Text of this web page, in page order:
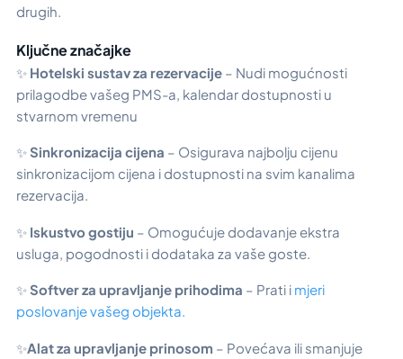
drugih.
Ključne značajke
✨ Hotelski sustav za rezervacije – Nudi mogućnosti
prilagodbe vašeg PMS-a, kalendar dostupnosti u
stvarnom vremenu
✨Sinkronizacija cijena – Osigurava najbolju cijenu
sinkronizacijom cijena i dostupnosti na svim kanalima
rezervacija.
✨ Iskustvo gostiju – Omogućuje dodavanje ekstra
usluga, pogodnosti i dodataka za vaše goste.
✨Softver za upravljanje prihodima – Prati i mjeri
poslovanje vašeg objekta.
✨Alat za upravljanje prinosom – Povećava ili smanjuje